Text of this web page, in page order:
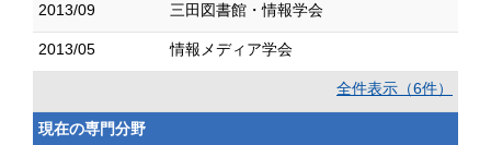
2013/09 三田図書館・情報学会
2013/05 情報メディア学会
全件表示（6件）
現在の専門分野